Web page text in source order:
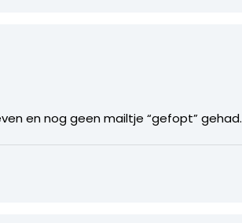
en nog geen mailtje “gefopt” gehad.